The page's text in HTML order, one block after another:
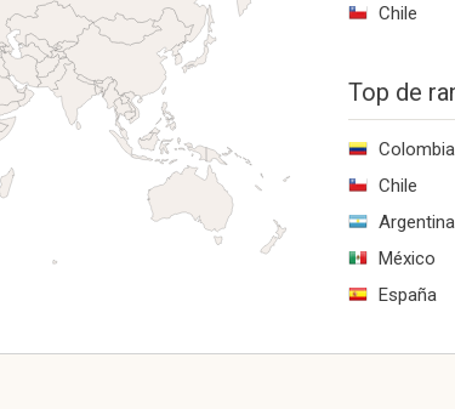
Chile
Top de
Colombia
Chile
Argentina
México
España